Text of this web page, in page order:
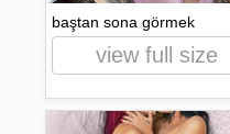
baştan sona görmek
view full size